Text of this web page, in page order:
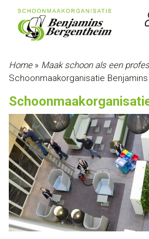
Home» Maak schoon als een
Schoonmaakorganisatie Benjamins